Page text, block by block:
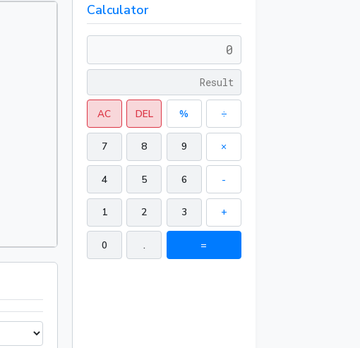
Calculator
AC DEL % ÷
7 8 9 ×
4 5 6 -
1 2 3 +
0 . =